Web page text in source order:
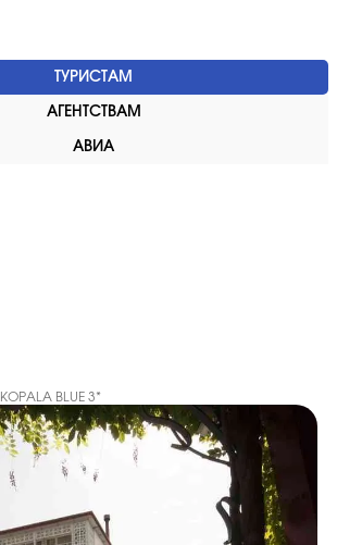
ТУРИСТАМ
АГЕНТСТВАМ
АВИА
KOPALA BLUE 3*